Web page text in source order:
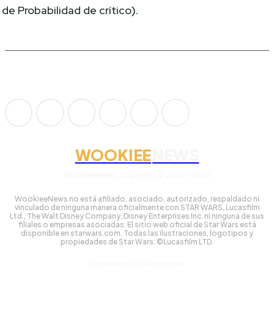
de Probabilidad de crítico).
WOOKIEE
WookieeNews no está afiliado, asociado, autorizado, respaldado ni
vinculado de ninguna manera oficialmente con STAR WARS, Lucasfilm
Ltd., The Walt Disney Company, Disney Enterprises Inc. ni ninguna de sus
filiales o empresas asociadas. El sitio web oficial de Star Wars está
disponible en starwars.com. Todas las ilustraciones, logotipos y
propiedades de Star Wars: ©Lucasfilm LTD.